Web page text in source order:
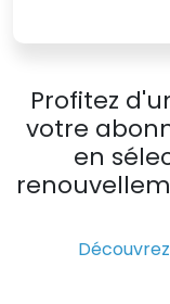
Profitez
votre
en